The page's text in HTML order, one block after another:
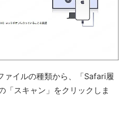
ァイルの種類から、「Safari履
「スキャン」をクリックしま